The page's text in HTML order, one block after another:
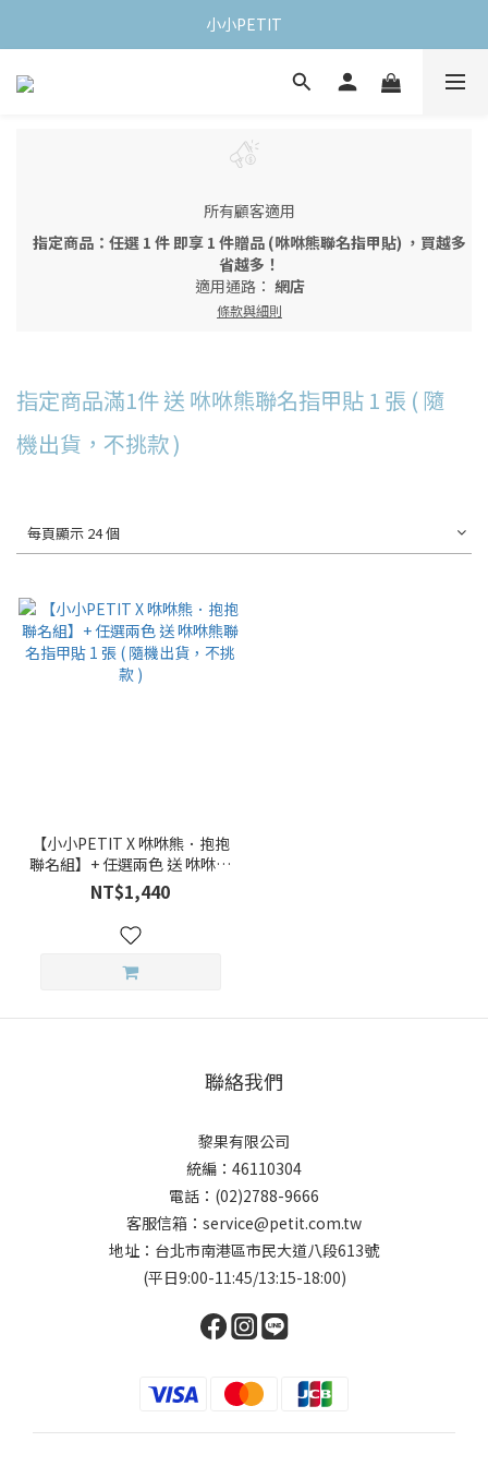
小小PETIT
所有顧客適用
指定商品：任選 1 件 即享 1 件贈品 (咻咻熊聯名指甲貼) ，買越多
省越多！
適用通路： 網店
條款與細則
指定商品滿1件 送 咻咻熊聯名指甲貼 1 張 ( 隨
機出貨，不挑款 )
每頁顯示 24 個
【小小PETIT X 咻咻熊．抱抱
聯名組】+ 任選兩色 送 咻咻熊
聯名指甲貼 1 張 ( 隨機出貨，
不挑款 )
NT$1,440
聯絡我們
黎果有限公司
統編：46110304
電話：(02)2788-9666
客服信箱：service@petit.com.tw
地址：台北市南港區市民大道八段613號
(平日9:00-11:45/13:15-18:00)